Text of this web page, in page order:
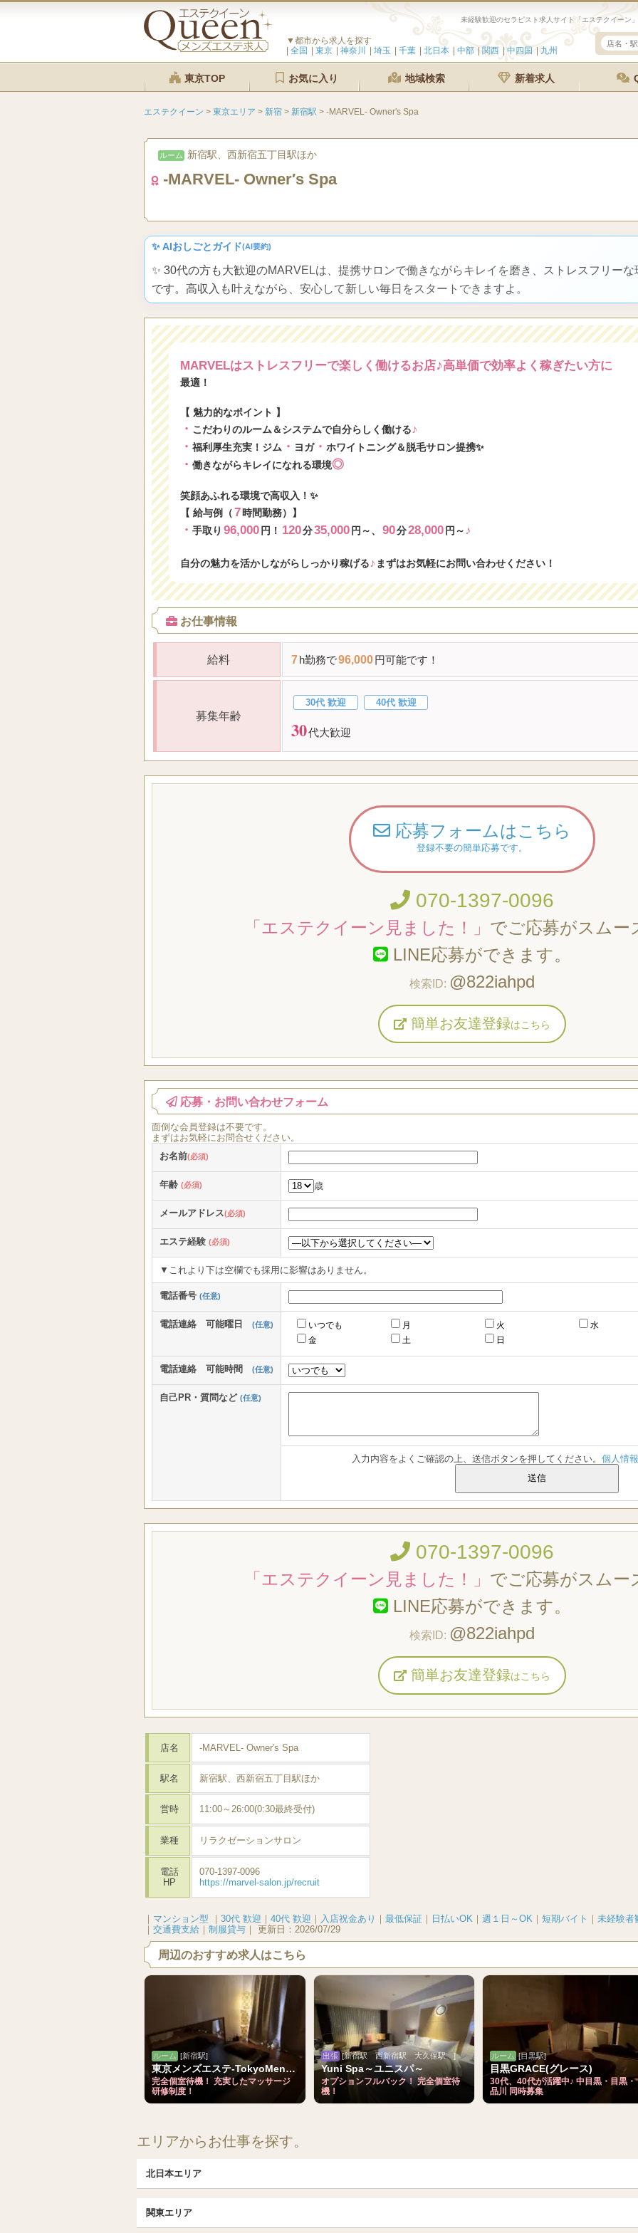
▼都市から求人を探す
全国
東京 神奈川 埼玉 千葉 北日本 中部 関西 中四国 九州
東京TOP お気に入り 地域検索 新着求人
エステクイーン > 東京エリア > 新宿 > 新宿駅 > -MARVEL- Owner′s Spa
ルーム 新宿駅、西新宿五丁目駅ほか
-MARVEL- Owner′s Spa
✨ AIおしごとガイド(AI要約)
✨ 30代の方も大歓迎のMARVELは、提携サロンで働きながらキレイを磨き、ストレスフリー
です。高収入も叶えながら、安心して新しい毎日をスタートできますよ。
MARVELはストレスフリーで楽しく働けるお店♪高単価で効率よく稼ぎたい方に
最適！
【 魅力的なポイント 】
・ こだわりのルーム＆システムで自分らしく働ける♪
・ 福利厚生充実！ジム ・ ヨガ・ ホワイトニング＆脱毛サロン提携✨
・ 働きながらキレイになれる環境◎
笑顔あふれる環境で高収入！✨
【 給与例（7時間勤務）】
・ 手取り 96,000 円！ 120分35,000 円～、 90分28,000 円～♪
自分の魅力を活かしながらしっかり稼げる♪ まずはお気軽にお問い合わせください！
お仕事情報
給料 7h勤務で96,000円可能です！
募集年齢
30代 歓迎 40代 歓迎
30代大歓迎
応募フォームはこちら
登録不要の簡単応募です。
070-1397-0096
「エステクイーン見ました！」 でご応募がスムー
LINE応募ができます。
@822iahpd
簡単お友達登録はこちら
応募・お問い合わせフォーム
面倒な会員登録は不要です。
まずはお気軽にお問合せください。
お名前(必須)
年齢 (必須) 歳
メールアドレス(必須)
エステ経験 (必須)
▼これより下は空欄でも採用に影響はありません。
電話番号 (任意)
電話連絡 可能曜日 (任意) いつでも 月 火
水
金
土 日
電話連絡 可能時間 (任意)
自己PR・質問など (任意)
入力内容をよくご確認の上、送信ボタンを押してください。 個人情
070-1397-0096
「エステクイーン見ました！」 でご応募がスムー
LINE応募ができます。
@822iahpd
簡単お友達登録はこちら
店名 -MARVEL- Owner′s Spa
駅名 新宿駅、西新宿五丁目駅ほか
営時 11:00～26:00(0:30最終受付)
業種 リラクゼーションサロン
電話
HP
070-1397-0096
https://marvel-salon.jp/recruit
｜ マンション型 ｜ 30代 歓迎 ｜ 40代 歓迎 ｜ 入店祝金あり ｜ 最低保証 ｜ 日払いOK ｜ 週１日～OK ｜ 短期バイト ｜ 未経験者
｜ 交通費支給 ｜ 制服貸与 ｜ 更新日： 2026/07/29
周辺のおすすめ求人はこちら
ルーム [新宿駅]
東京メンズエステ-TokyoMensEsthe-
完全個室待機！ 充実したマッサージ
研修制度！
出張 [新宿駅 西新宿駅 大久保駅 ]
Yuni Spa～ユニスパ～
オプションフルバック！ 完全個室待
機！
ルーム [目黒駅]
目黒GRACE(グレース)
30代、40代が活躍中♪ 中目黒・目黒・
品川 同時募集
エリアからお仕事を探す。
北日本エリア
北海道（札幌・旭川・函館） 青森 岩手 (盛岡・北上)
関東エリア